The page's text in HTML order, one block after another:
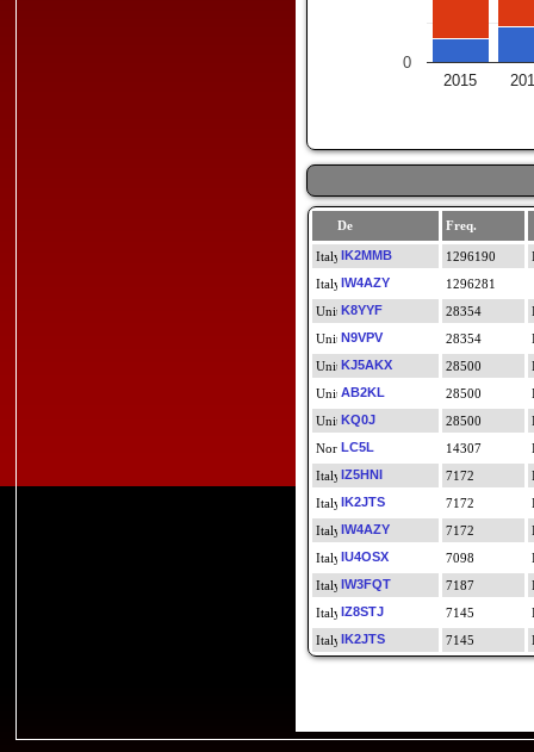
2015
0
De Freq.
IK2MMB
1296190
IW4AZY
1296281
K8YYF
28354
N9VPV
28354
KJ5AKX
28500
AB2KL
28500
KQ0J
28500
LC5L
14307
IZ5HNI
7172
IK2JTS
7172
IW4AZY
7172
IU4OSX
7098
IW3FQT
7187
IZ8STJ
7145
IK2JTS
7145